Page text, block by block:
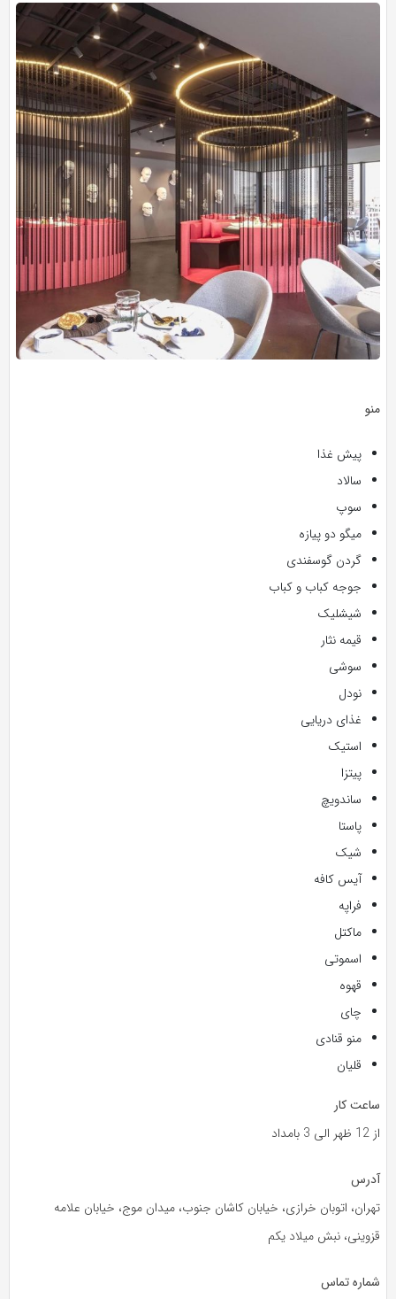
منو
پیش غذا
سالاد
سوپ
میگو دو پیازه
گردن گوسفندی
جوجه کباب و کباب
شیشلیک
قیمه نثار
سوشی
نودل
غذای دریایی
استیک
پیتزا
ساندویچ
پاستا
شیک
آیس کافه
فراپه
ماکتل
اسموتی
قهوه
چای
منو قنادی
قلیان
ساعت کار
از 12 ظهر الی 3 بامداد
آدرس
تهران، اتوبان خرازی، خیابان کاشان جنوب، میدان موج، خیابان علامه
قزوینی، نبش میلاد یکم
شماره تماس